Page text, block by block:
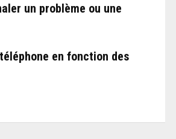
un problème ou une
en fonction des